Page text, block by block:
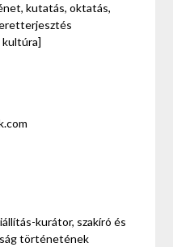
kutatás, oktatás,
kultúra]
kurátor, szakíró és
történetének